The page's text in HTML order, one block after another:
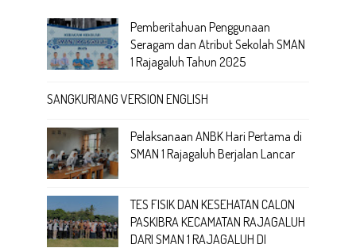
Pemberitahuan Penggunaan
Seragam dan Atribut Sekolah SMAN
1 Rajagaluh Tahun 2025
SANGKURIANG VERSION ENGLISH
Pelaksanaan ANBK Hari Pertama di
SMAN 1 Rajagaluh Berjalan Lancar
TES FISIK DAN KESEHATAN CALON
PASKIBRA KECAMATAN RAJAGALUH
DARI SMAN 1 RAJAGALUH DI